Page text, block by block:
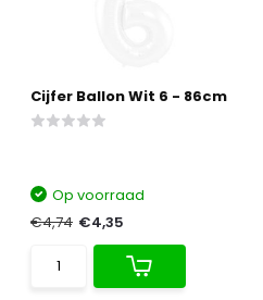
Cijfer Ballon Wit 6 - 86cm
Op voorraad
€4,74 €4,35